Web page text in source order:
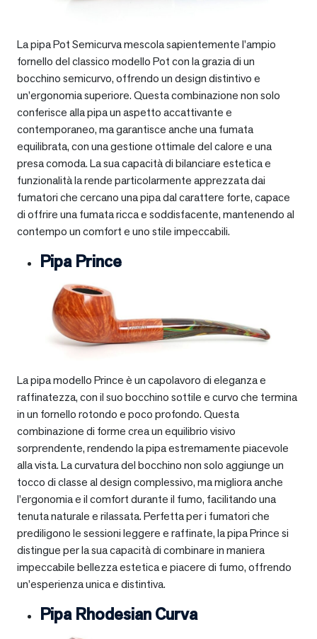
La pipa Pot Semicurva mescola sapientemente l’ampio
fornello del classico modello Pot con la grazia di un
bocchino semicurvo, offrendo un design distintivo e
un’ergonomia superiore. Questa combinazione non solo
conferisce alla pipa un aspetto accattivante e
contemporaneo, ma garantisce anche una fumata
equilibrata, con una gestione ottimale del calore e una
presa comoda. La sua capacità di bilanciare estetica e
funzionalità la rende particolarmente apprezzata dai
fumatori che cercano una pipa dal carattere forte, capace
di offrire una fumata ricca e soddisfacente, mantenendo al
contempo un comfort e uno stile impeccabili.
Pipa Prince
La pipa modello Prince è un capolavoro di eleganza e
raffinatezza, con il suo bocchino sottile e curvo che termina
in un fornello rotondo e poco profondo. Questa
combinazione di forme crea un equilibrio visivo
sorprendente, rendendo la pipa estremamente piacevole
alla vista. La curvatura del bocchino non solo aggiunge un
tocco di classe al design complessivo, ma migliora anche
l’ergonomia e il comfort durante il fumo, facilitando una
tenuta naturale e rilassata. Perfetta per i fumatori che
prediligono le sessioni leggere e raffinate, la pipa Prince si
distingue per la sua capacità di combinare in maniera
impeccabile bellezza estetica e piacere di fumo, offrendo
un’esperienza unica e distintiva.
Pipa Rhodesian Curva